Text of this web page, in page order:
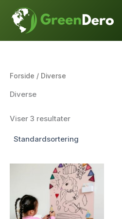
indholdet
Forside / Diverse
Diverse
Viser 3 resultater